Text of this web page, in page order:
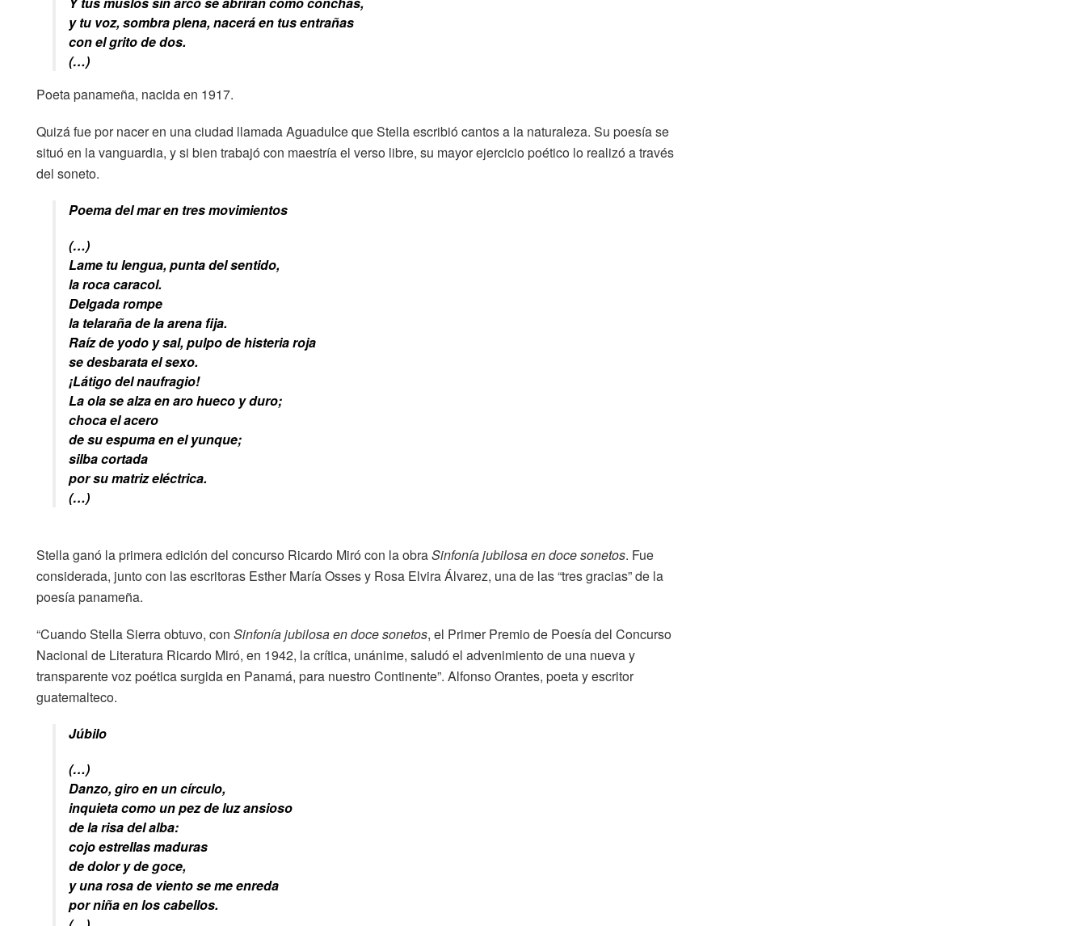
y tu voz, sombra plena, nacerá en tus entrañas
con el grito de dos.
(…)
Poeta panameña, nacida en 1917.
Quizá fue por nacer en una ciudad llamada Aguadulce que Stella escribió cantos a la naturaleza. Su poesía se
situó en la vanguardia, y si bien trabajó con maestría el verso libre, su mayor ejercicio poético lo realizó a través
del soneto.
Poema del mar en tres movimientos
(…)
Lame tu lengua, punta del sentido,
la roca caracol.
Delgada rompe
la telaraña de la arena fija.
Raíz de yodo y sal, pulpo de histeria roja
se desbarata el sexo.
¡Látigo del naufragio!
La ola se alza en aro hueco y duro;
choca el acero
de su espuma en el yunque;
silba cortada
por su matriz eléctrica.
(…)
Stella ganó la primera edición del concurso Ricardo Miró con la obraSinfonía jubilosa en doce sonetos. Fue
considerada, junto con las escritoras Esther María Osses y Rosa Elvira Álvarez, una de las “tres gracias” de la
poesía panameña.
“Cuando Stella Sierra obtuvo, con Sinfonía jubilosa en doce sonetos, el Primer Premio de Poesía del Concurso
Nacional de Literatura Ricardo Miró, en 1942, la crítica, unánime, saludó el advenimiento de una nueva y
transparente voz poética surgida en Panamá, para nuestro Continente”. Alfonso Orantes, poeta y escritor
guatemalteco.
Júbilo
(…)
Danzo, giro en un círculo,
inquieta como un pez de luz ansioso
de la risa del alba:
cojo estrellas maduras
de dolor y de goce,
y una rosa de viento se me enreda
por niña en los cabellos.